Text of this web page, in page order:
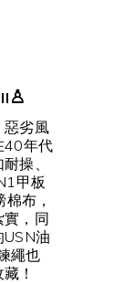
♙
惡劣風
40年代
操、
甲板
布，
實，同
油
繩也
！